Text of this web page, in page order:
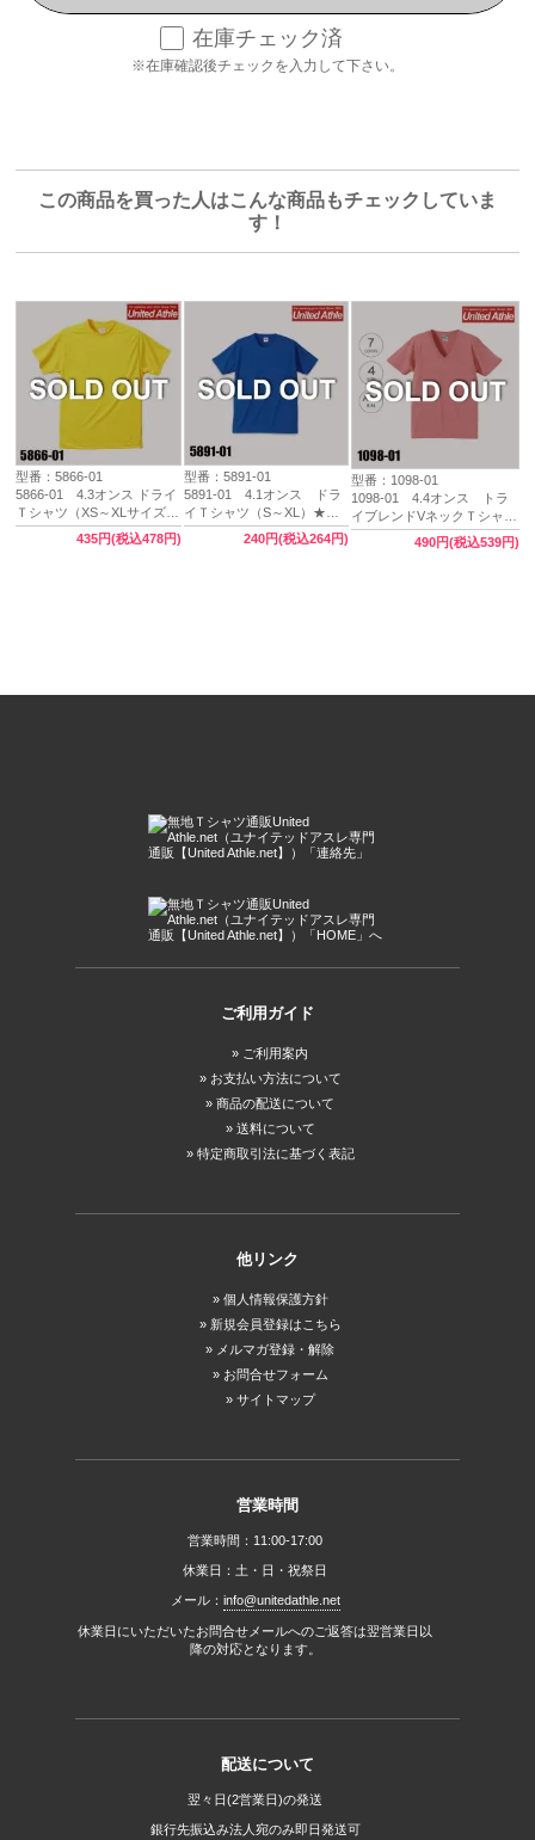
在庫チェック済
※在庫確認後チェックを入力して下さい。
この商品を買った人はこんな商品もチェックしていま
す！
型番：5866-01
5866-01 4.3オンス ドライ
Ｔシャツ（XS～XLサイズ）
★吸汗速乾(SPOT商品)★ユ
ナイテッドアスレ【完売】
435円(税込478円)
型番：5891-01
5891-01 4.1オンス ドラ
イＴシャツ（S～XL）★吸
汗速乾(SPOT商品)★【完
240円(税込264円)
型番：1098-01
1098-01 4.4オンス トラ
イブレンドVネックＴシャツ
（S～XLサイズ）在庫限り
★ユナイテッドアスレ
490円(税込539円)
ご利用ガイド
ご利用案内
お支払い方法について
商品の配送について
送料について
特定商取引法に基づく表記
他リンク
個人情報保護方針
新規会員登録はこちら
メルマガ登録・解除
お問合せフォーム
サイトマップ
営業時間
営業時間：11:00-17:00
休業日：土・日・祝祭日
メール： info@unitedathle.net
休業日にいただいたお問合せメールへのご返答は翌営業日以
降の対応となります。
配送について
翌々日(2営業日)の発送
銀行先振込み法人宛のみ即日発送可